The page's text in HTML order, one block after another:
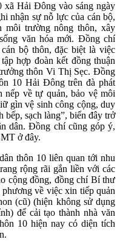
xã Hải Đông vào sáng ngày
nhận sự nỗ lực của cán bộ,
môi trường nông thôn, xây
văn hóa mới. Đồng chí
bộ thôn, đặc biệt là việc
hợp đoàn kết đồng thuận
thôn Vi Thị Sẹc. Đồng
10 Hải Đông trên đà phát
nếp về tự quản, bảo vệ môi
gìn vệ sinh công cộng, duy
bếp, sạch làng”, biến đây trở
dân. Đồng chí cũng góp ý,
ở đây.
thôn 10 liên quan tới nhu
rộng rãi gắn liền với các
cộng đồng, đồng chí Bí thư
về việc xin tiếp quản
(cũ) (hiện không sử dụng
để cải tạo thành nhà văn
10 hiện nay có diện tích